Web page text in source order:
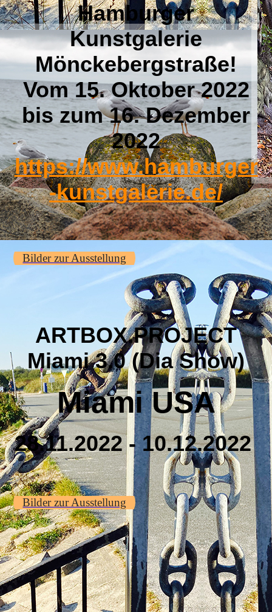
Hamburger
Kunstgalerie
Mönckebergstraße!
Vom 15. Oktober 2022
bis zum 16. Dezember
2022
https://www.hamburger
-kunstgalerie.de/
Bilder zur Ausstellung
ARTBOX.PROJECT
Miami 3.0 (Dia Show)
Miami USA
28.11.2022 - 10.12.2022
Bilder zur Ausstellung